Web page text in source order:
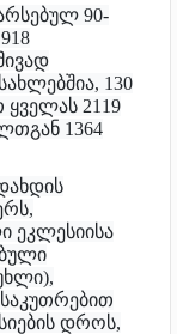
90-
130
2119
1364
ეკლესიისა
დროს,